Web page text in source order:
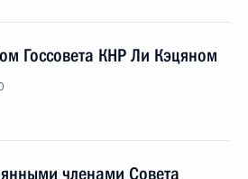
Госсовета КНР Ли Кэцяном
членами Совета